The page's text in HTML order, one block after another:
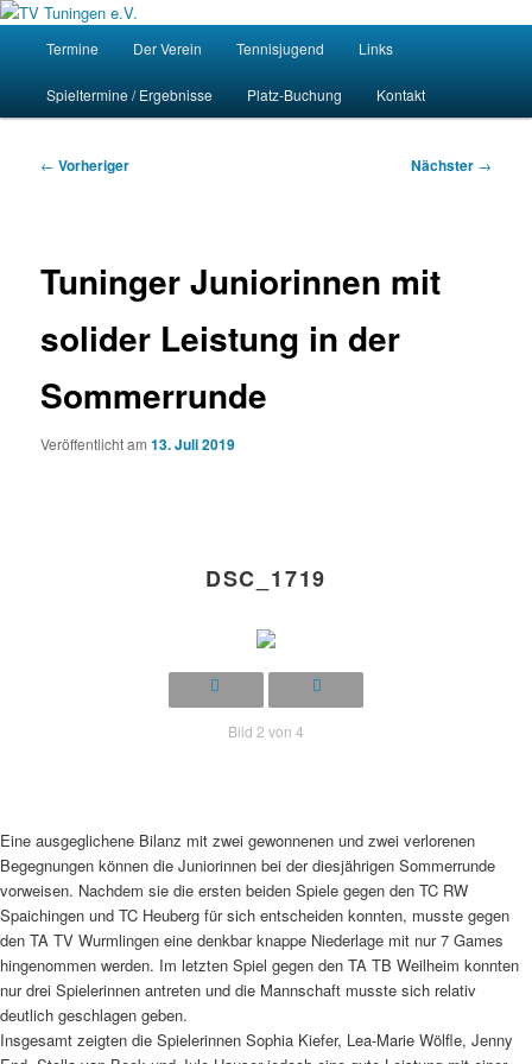
Zum
springenTV Tuningen e.V.
Homepage des Tennisvereins Tuningen e.V.
Termine Der Verein Tennisjugend Links
Spieltermine / Ergebnisse Platz-Buchung Kontakt
Beitragsnavigation
← Vorheriger Nächster →
Tuninger Juniorinnen mit
solider Leistung in der
Sommerrunde
Veröffentlicht am13. Juli 2019
DSC_1719
Bild 2 von 4
Eine ausgeglichene Bilanz mit zwei gewonnenen und zwei verlorenen
Begegnungen können die Juniorinnen bei der diesjährigen Sommerrunde
vorweisen. Nachdem sie die ersten beiden Spiele gegen den TC RW
Spaichingen und TC Heuberg für sich entscheiden konnten, musste gegen
den TA TV Wurmlingen eine denkbar knappe Niederlage mit nur 7 Games
hingenommen werden. Im letzten Spiel gegen den TA TB Weilheim konnten
nur drei Spielerinnen antreten und die Mannschaft musste sich relativ
deutlich geschlagen geben.
Insgesamt zeigten die Spielerinnen Sophia Kiefer, Lea-Marie Wölfle, Jenny